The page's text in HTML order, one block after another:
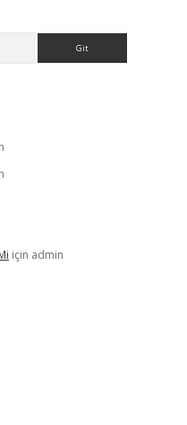
için admin